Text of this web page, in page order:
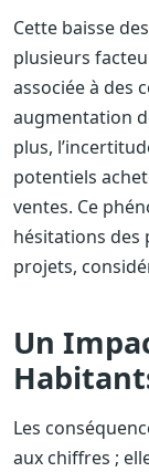
Cette baisse
plusieurs
associée à des
augmentation
plus,
potentiels
ventes. Ce
hésitations des
projets,
Un
Les
aux chiffres ;